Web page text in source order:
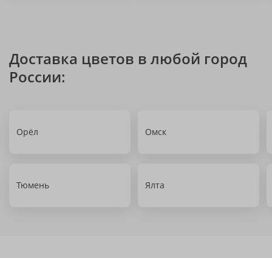
Доставка цветов в любой город
России:
Орёл Омск
Тюмень Ялта